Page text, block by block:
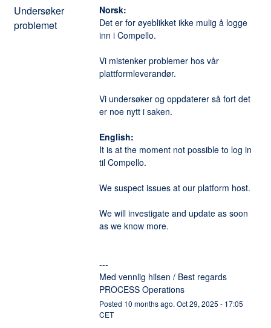
Undersøker
problemet
Norsk:
Det er for øyeblikket ikke mulig å logge
inn i Compello.
Vi mistenker problemer hos vår
plattformleverandør.
Vi undersøker og oppdaterer så fort det
er noe nytt i saken.
English:
It is at the moment not possible to log in
til Compello.
We suspect issues at our platform host.
We will investigate and update as soon
as we know more.
---
Med vennlig hilsen / Best regards
PROCESS Operations
Posted 10 months ago. Oct29, 2025 - 17:05
CET